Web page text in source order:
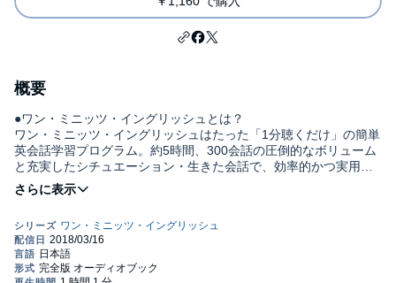
概要
●ワン・ミニッツ・イングリッシュとは？
ワン・ミニッツ・イングリッシュはたった「1分聴くだけ」の簡単
英会話学習プログラム。約5時間、300会話の圧倒的なボリューム
と充実したシチュエーション・生きた会話で、効率的かつ実用的
に英会話が学べるコンテンツです。
1：1分間「聞くだけ」
すべての英会話（やり取り）が1分以内（30～40秒）で収録され
ているため、毎日の通勤時間など隙間時間を使って効率的・継続